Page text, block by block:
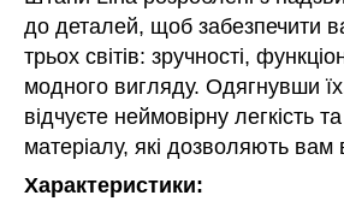
до деталей, щоб забезпечити
трьох світів: зручності,
модного вигляду. Одягнувши
відчуєте неймовірну легкість
матеріалу, які дозволяють вам
Характеристики: